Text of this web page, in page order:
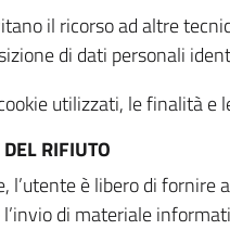
il ricorso ad altre
di dati personali
utilizzati, le finalità
RIFIUTO
è libero di
di materiale